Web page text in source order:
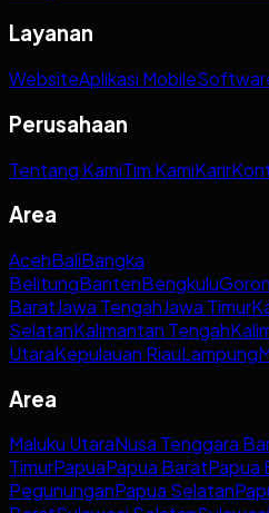
Layanan
WebsiteAplikasi Mobile
Perusahaan
Tentang KamiTim KamiKarir
Area
AcehBaliBangka
BelitungBantenBengkulu
BaratJawa TengahJawa Timur
SelatanKalimantan Tengah
UtaraKepulauan RiauLampung
Area
Maluku UtaraNusa Tenggara
TimurPapuaPapua BaratPapua
PegununganPapua Selatan